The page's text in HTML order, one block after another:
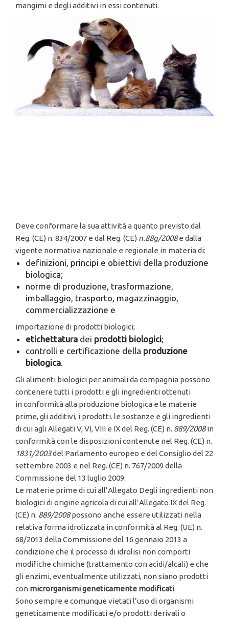
mangimi e degli additivi in essi contenuti.
Deve conformare la sua attività a quanto previsto dal
Reg. (CE) n. 834/2007 e dal Reg. (CE) n.88g/2008e dalla
vigente normativa nazionale e regionale in materia di:
definizioni, principi e obiettivi della produzione
biologica;
norme di produzione, trasformazione,
imballaggio, trasporto, magazzinaggio,
commercializzazione e
importazione di prodotti biologici;
etichettatura dei prodotti biologici;
controlli e certificazione della produzione
biologica
Gli alimenti biologici per animali da compagnia possono
contenere tutti i prodotti e gli ingredienti ottenuti
in conformità alla produzione biologica e le materie
prime, gli additivi, i prodotti. le sostanze e gli ingredienti
di cui agli Allegati V, VI, VIII e IX del Reg. (CE) n. 889/2008in
conformità con le disposizioni contenute nel Reg. (CE) n.
1831/2003del Parlamento europeo e del Consiglio del 22
settembre 2003 e nel Reg. (CE) n. 767/2009 della
Commissione del 13 luglio 2009.
Le materie prime di cui all’Allegato Degli ingredienti non
biologici di origine agricola di cui all’Allegato IX del Reg.
(CE) n. 889/2008possono anche essere utilizzati nella
relativa forma idrolizzata in conformità al Reg. (UE) n.
68/2013 della Commissione del 16 gennaio 2013 a
condizione che il processo di idrolisi non comporti
modifiche chimiche (trattamento con acidi/alcali) e che
gli enzimi, eventualmente utilizzati, non siano prodotti
con microrganismigeneticamente modificati.
Sono sempre e comunque vietati l’uso di organismi
geneticamente modificati e/o prodotti derivali o